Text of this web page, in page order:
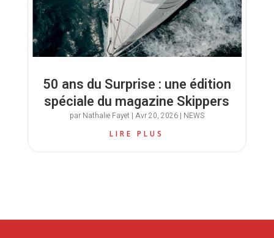
50 ans du Surprise : une édition
spéciale du magazine Skippers
par Nathalie Fayet| Avr 20, 2026| NEWS
LIRE PLUS